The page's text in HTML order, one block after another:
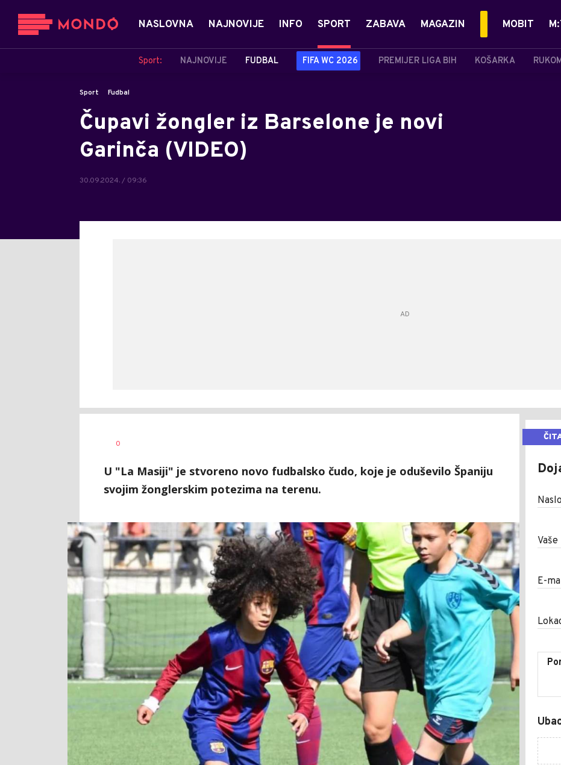
NASLOVNA NAJNOVIJE INFO SPORT
Sport: NAJNOVIJE FUDBAL FIFA WC 2026 PREMIJER LIGA BIH KOŠARKA
ZABAVA MAGAZIN MOBIT
Sport Fudbal
Čupavi žongler iz Barselone je novi
Garinča (VIDEO)
30.09.2024. / 09:36
AUTOR
0
U "La Masiji" je stvoreno novo fudbalsko čudo, koje je oduševilo Španiju
svojim žonglerskim potezima na terenu.
E-